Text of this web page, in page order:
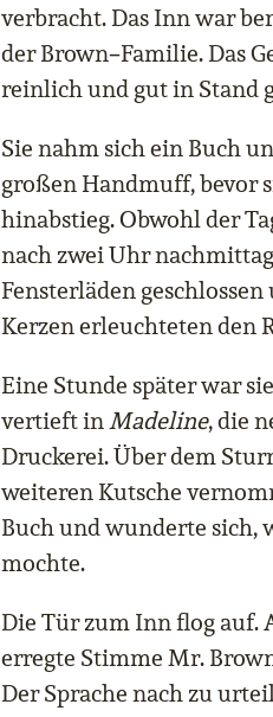
verbracht. Das Inn war
der Brown–Familie. Das
reinlich und gut in Stand
Sie nahm sich ein Buch
großen Handmuff, bevor
hinabstieg. Obwohl der
nach zwei Uhr
Fensterläden
Kerzen erleuchteten den
Eine Stunde später war
vertieft inMadeline, die
Druckerei. Über dem
weiteren Kutsche
Buch und wunderte sich,
mochte.
Die Tür zum Inn flog auf.
erregte Stimme Mr.
Der Sprache nach zu